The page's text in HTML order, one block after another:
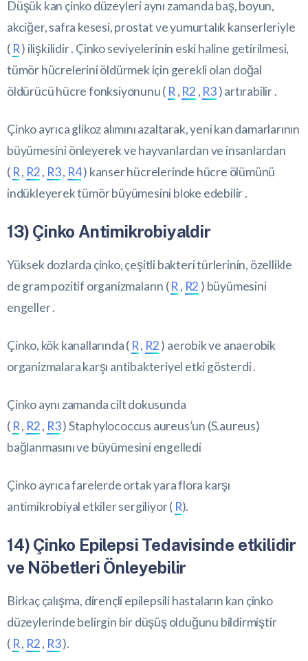
Düşük kan çinko düzeyleri aynı zamanda baş, boyun,
akciğer, safra kesesi, prostat ve yumurtalık kanserleriyle
( R) ilişkilidir . Çinko seviyelerinin eski haline getirilmesi,
tümör hücrelerini öldürmek için gerekli olan doğal
öldürücü hücre fonksiyonunu ( R , R2 , R3) artırabilir .
Çinko ayrıca glikoz alımını azaltarak, yeni kan damarlarının
büyümesini önleyerek ve hayvanlardan ve insanlardan
( R, R2, R3, R4) kanser hücrelerinde hücre ölümünü
indükleyerek tümör büyümesini bloke edebilir .
13) Çinko Antimikrobiyaldir
Yüksek dozlarda çinko, çeşitli bakteri türlerinin, özellikle
de gram pozitif organizmaların (R , R2 ) büyümesini
engeller .
Çinko, kök kanallarında ( R, R2) aerobik ve anaerobik
organizmalara karşı antibakteriyel etki gösterdi .
Çinko aynı zamanda cilt dokusunda
( R, R2, R3) Staphylococcus aureus’un (S.aureus)
bağlanmasını ve büyümesini engelledi
Çinko ayrıca farelerde ortak yara flora karşı
antimikrobiyal etkiler sergiliyor ( R).
14) Çinko Epilepsi Tedavisinde etkilidir
ve Nöbetleri Önleyebilir
Birkaç çalışma, dirençli epilepsili hastaların kan çinko
düzeylerinde belirgin bir düşüş olduğunu bildirmiştir
( R, R2, R3).